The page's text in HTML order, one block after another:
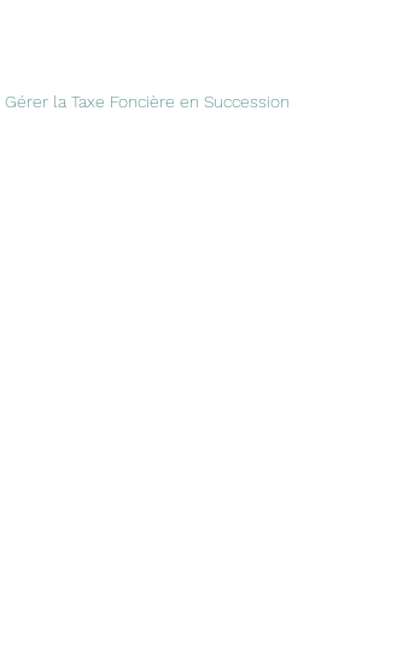
Gérer la Taxe Foncière en Succession